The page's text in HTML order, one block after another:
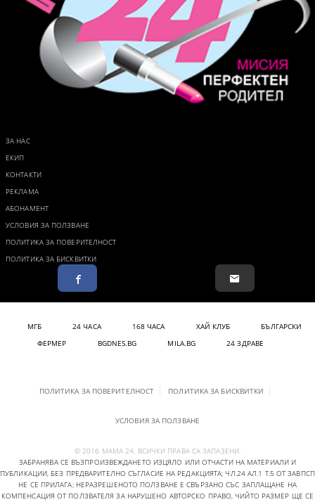
ЗА НАС
ЕКИП
КОНТАКТИ
РЕКЛАМА
АБОНАМЕНТ
УСЛОВИЯ ЗА ПОЛЗВАНЕ
ПОЛИТИКА ЗА ПОВЕРИТЕЛНОСТ
ПОЛИТИКА ЗА БИСКВИТКИ
МГБ 24 ЧАСА 168 ЧАСА ХАЙ КЛУБ
БЪЛГАРСКИ
ФЕРМЕР
BGDNES.BG MILA.BG 24 ЗДРАВЕ
ПОЛИТИКА ЗА ПОВЕРИТЕЛНОСТ ПОЛИТИКА ЗА БИСКВИТКИ
УСЛОВИЯ ЗА ПОЛЗВАНЕ
© 2016 МАМА 24. ВСИЧКИ ПРАВА СА ЗАПАЗЕНИ.
ЗАБРАНЯВА СЕ ВЪЗПРОИЗВЕЖДАНЕТО ИЗЦЯЛО ИЛИ ОТЧАСТИ НА МАТЕРИАЛИ И
ПУБЛИКАЦИИ, БЕЗ ПРЕДВАРИТЕЛНО СЪГЛАСИЕ НА РЕДАКЦИЯТА; ЧЛ.24 АЛ.1 Т.5 ОТ ЗАВПСП
НЕ СЕ ПРИЛАГА; НЕРАЗРЕШЕНОТО ПОЛЗВАНЕ Е СВЪРЗАНО СЪС ЗАПЛАЩАНЕ НА
КОМПЕНСАЦИЯ ОТ ПОЛЗВАТЕЛЯ ЗА НАРУШЕНО АВТОРСКО ПРАВО, ЧИЙТО РАЗМЕР ЩЕ СЕ